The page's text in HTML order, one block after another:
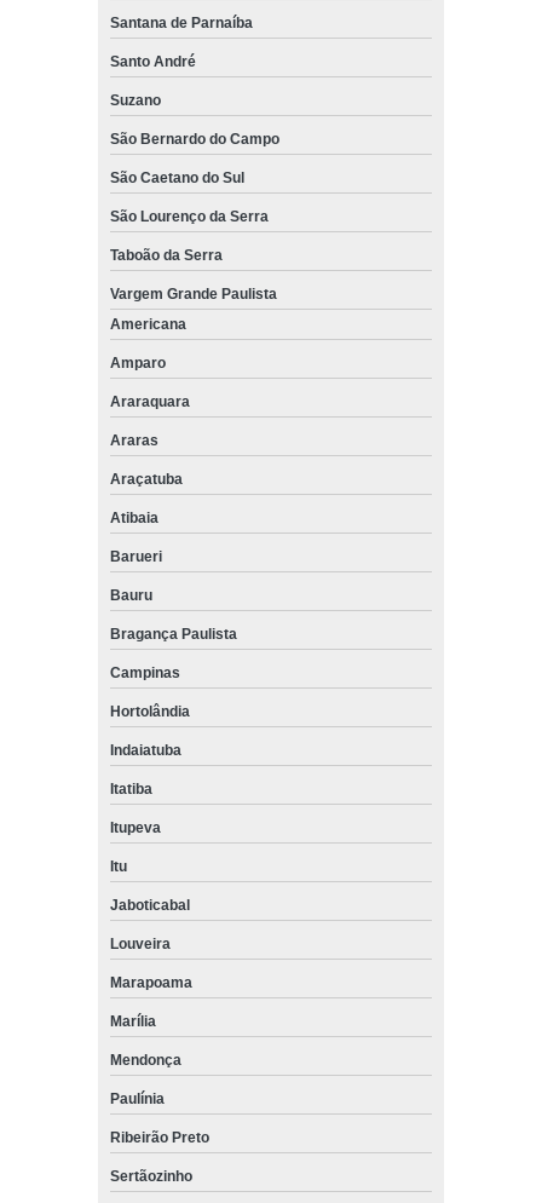
Santana de Parnaíba
Santo André
Suzano
São Bernardo do Campo
São Caetano do Sul
São Lourenço da Serra
Taboão da Serra
Vargem Grande Paulista
Americana
Amparo
Araraquara
Araras
Araçatuba
Atibaia
Barueri
Bauru
Bragança Paulista
Campinas
Hortolândia
Indaiatuba
Itatiba
Itupeva
Itu
Jaboticabal
Louveira
Marapoama
Marília
Mendonça
Paulínia
Ribeirão Preto
Sertãozinho